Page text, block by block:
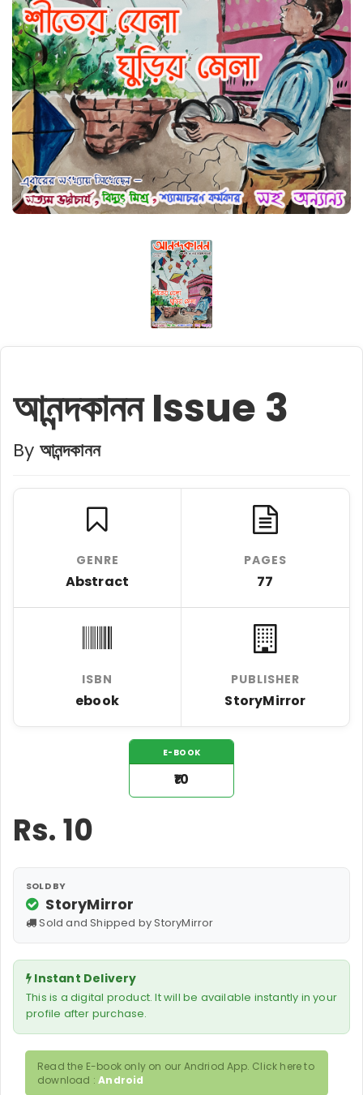
আনন্দকানন Issue 3
By আনন্দকানন
GENRE
Abstract
PAGES
77
ISBN
ebook
PUBLISHER
StoryMirror
E-BOOK
₹10
Rs.10
SOLD BY
StoryMirror
Sold and Shipped by StoryMirror
Instant Delivery
This is a digital product. It will be available instantly in your
profile after purchase.
Read the E-book only on our Andriod App. Click here to
download :Android